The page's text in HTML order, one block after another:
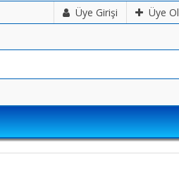
Üye Girişi Üye Ol